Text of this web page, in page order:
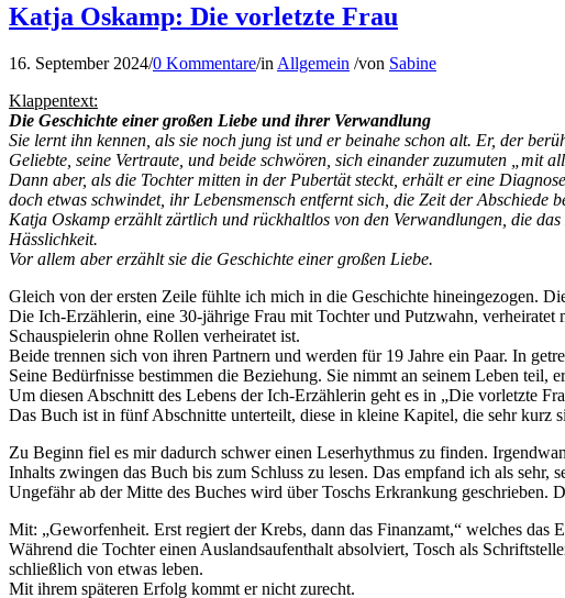
Katja Oskamp: Die vorletzte Frau
16. September 2024/0 Kommentare/in Allgemein /von Sabine
Klappentext:
Die Geschichte einer großen Liebe und ihrer Verwandlung
Sie lernt ihn kennen, als sie noch jung ist und er beinahe schon alt. Er, der
Geliebte, seine Vertraute, und beide schwören, sich einander zuzumuten
Dann aber, als die Tochter mitten in der Pubertät steckt, erhält er eine
doch etwas schwindet, ihr Lebensmensch entfernt sich, die Zeit der Abschiede
Katja Oskamp erzählt zärtlich und rückhaltlos von den Verwandlungen, die
Hässlichkeit.
Vor allem aber erzählt sie die Geschichte einer großen Liebe.
Gleich von der ersten Zeile fühlte ich mich in die Geschichte hineingezogen.
Die Ich-Erzählerin, eine 30-jährige Frau mit Tochter und Putzwahn,
Schauspielerin ohne Rollen verheiratet ist.
Beide trennen sich von ihren Partnern und werden für 19 Jahre ein Paar. In
Seine Bedürfnisse bestimmen die Beziehung. Sie nimmt an seinem Leben teil,
Um diesen Abschnitt des Lebens der Ich-Erzählerin geht es in „Die vorletzte
Das Buch ist in fünf Abschnitte unterteilt, diese in kleine Kapitel, die sehr kurz
Zu Beginn fiel es mir dadurch schwer einen Leserhythmus zu finden.
Inhalts zwingen das Buch bis zum Schluss zu lesen. Das empfand ich als sehr,
Ungefähr ab der Mitte des Buches wird über Toschs Erkrankung
Mit: „Geworfenheit. Erst regiert der Krebs, dann das Finanzamt,“ welches das
Während die Tochter einen Auslandsaufenthalt absolviert, Tosch als
schließlich von etwas leben.
Mit ihrem späteren Erfolg kommt er nicht zurecht.